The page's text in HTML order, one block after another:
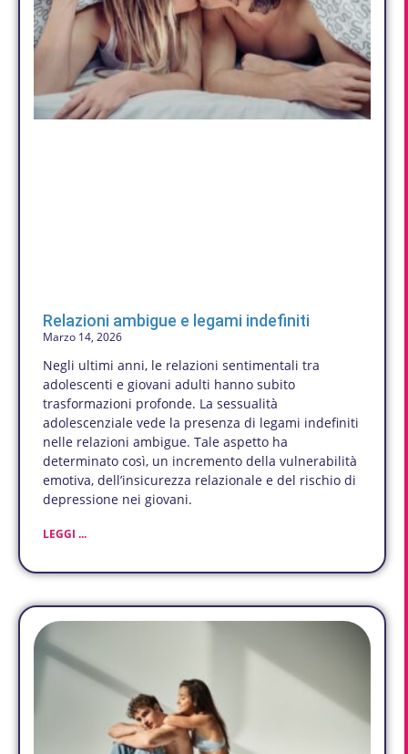
Relazioni ambigue e legami indefiniti
Marzo 14, 2026
Negli ultimi anni, le relazioni sentimentali tra
adolescenti e giovani adulti hanno subito
trasformazioni profonde. La sessualità
adolescenziale vede la presenza di legami indefiniti
nelle relazioni ambigue. Tale aspetto ha
determinato così, un incremento della vulnerabilità
emotiva, dell’insicurezza relazionale e del rischio di
depressione nei giovani.
LEGGI ...